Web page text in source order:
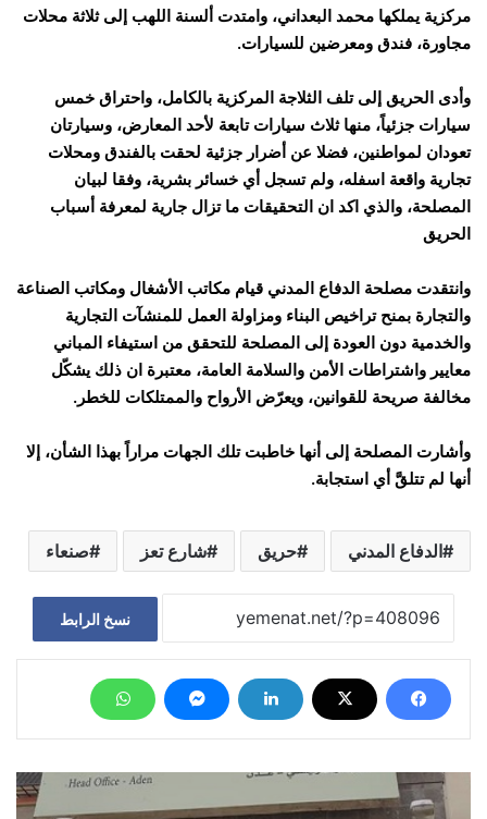
مركزية يملكها محمد البعداني، وامتدت ألسنة اللهب إلى ثلاثة محلات
مجاورة، فندق ومعرضين للسيارات.
وأدى الحريق إلى تلف الثلاجة المركزية بالكامل، واحتراق خمس
سيارات جزئياً، منها ثلاث سيارات تابعة لأحد المعارض، وسيارتان
تعودان لمواطنين، فضلا عن أضرار جزئية لحقت بالفندق ومحلات
تجارية واقعة اسفله، ولم تسجل أي خسائر بشرية، وفقا لبيان
المصلحة، والذي اكد ان التحقيقات ما تزال جارية لمعرفة أسباب
الحريق
وانتقدت مصلحة الدفاع المدني قيام مكاتب الأشغال ومكاتب الصناعة
والتجارة بمنح تراخيص البناء ومزاولة العمل للمنشآت التجارية
والخدمية دون العودة إلى المصلحة للتحقق من استيفاء المباني
معايير واشتراطات الأمن والسلامة العامة، معتبرة ان ذلك يشكّل
مخالفة صريحة للقوانين، ويعرّض الأرواح والممتلكات للخطر.
وأشارت المصلحة إلى أنها خاطبت تلك الجهات مراراً بهذا الشأن، إلا
أنها لم تتلقَّ أي استجابة.
الدفاع المدني حريق شارع تعز صنعاء
نسخ الرابط